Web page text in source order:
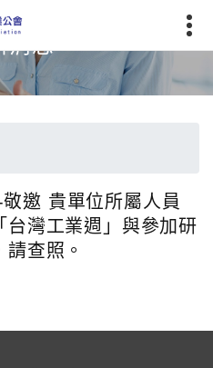
消息
邀 貴單位所屬人員
台灣工業週」與參加研
查照。